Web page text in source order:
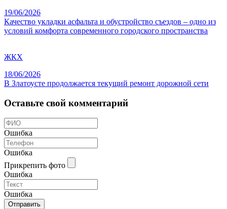
19/06/2026
Качество укладки асфальта и обустройство съездов – одно из
условий комфорта современного городского пространства
ЖКХ
18/06/2026
В Златоусте продолжается текущий ремонт дорожной сети
Оставьте свой комментарий
Ошибка
Ошибка
Прикрепить фото
Ошибка
Ошибка
Отправить